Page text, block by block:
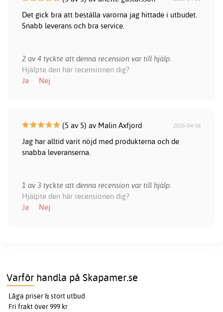
Det gick bra att beställa varorna jag hittade i utbudet.
Snabb leverans och bra service.
2 av 4 tyckte att denna recension var till hjälp.
Hjälpte den här recensionen dig?
Ja
Nej
(5 av 5) av Malin Axfjord 2026-04-06
Jag har alltid varit nöjd med produkterna och de
snabba leveranserna.
1 av 3 tyckte att denna recension var till hjälp.
Hjälpte den här recensionen dig?
Ja
Nej
Varför handla på Skapamer.se
Låga priser & stort utbud
Fri frakt över 999 kr